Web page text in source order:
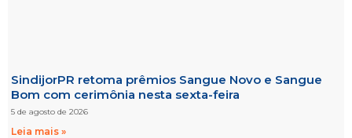
SindijorPR retoma prêmios Sangue Novo e Sangue
Bom com cerimônia nesta sexta-feira
5 de agosto de 2026
Leia mais »